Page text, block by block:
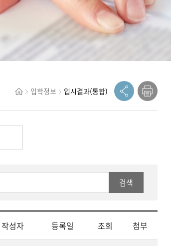
입학정보 입시결과(통합)
검색
작성자 등록일 조회 첨부